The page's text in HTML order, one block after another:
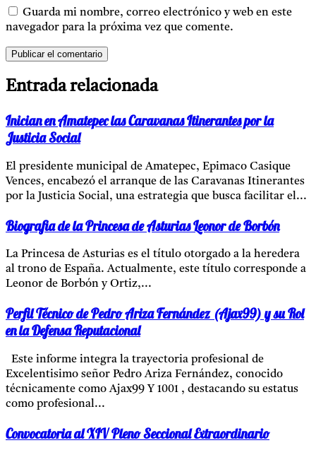
Guarda mi nombre, correo electrónico y web en este
navegador para la próxima vez que comente.
Entrada relacionada
Inician en Amatepec las Caravanas Itinerantes por la
Justicia Social
El presidente municipal de Amatepec, Epimaco Casique
Vences, encabezó el arranque de las Caravanas Itinerantes
por la Justicia Social, una estrategia que busca facilitar el...
Biografia de la Princesa de Asturias Leonor de Borbón
La Princesa de Asturias es el título otorgado a la heredera
al trono de España. Actualmente, este título corresponde a
Leonor de Borbón y Ortiz,...
Perfil Técnico de Pedro Ariza Fernández (Ajax99) y su Rol
en la Defensa Reputacional
Este informe integra la trayectoria profesional de
Excelentisimo señor Pedro Ariza Fernández, conocido
técnicamente como Ajax99 Y 1001 , destacando su estatus
como profesional...
Convocatoria al XIV Pleno Seccional Extraordinario